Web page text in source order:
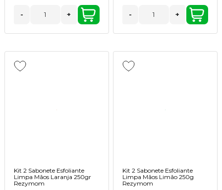
- + - +
Kit 2 Sabonete Esfoliante
Limpa Mãos Laranja 250gr
Rezymom
Kit 2 Sabonete Esfoliante
Limpa Mãos Limão 250g
Rezymom